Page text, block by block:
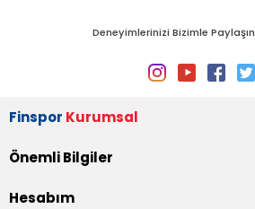
Deneyimlerinizi Bizimle Paylaşın
Finspor Kurumsal
Önemli Bilgiler
Hesabım